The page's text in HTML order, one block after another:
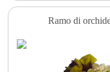
Ramo di